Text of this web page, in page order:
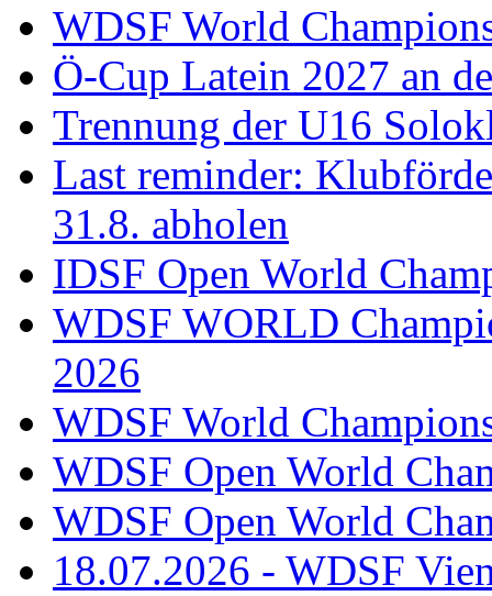
WDSF World
Ö-Cup Latein 2027 an
Trennung der U16
Last reminder:
31.8. abholen
IDSF Open World
WDSF WORLD
2026
WDSF World
WDSF Open World
WDSF Open World
18.07.2026 - WDSF